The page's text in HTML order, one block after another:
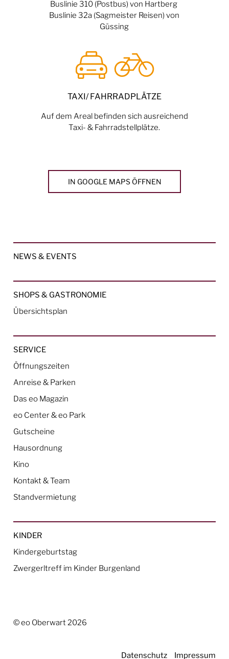
Buslinie 310 (Postbus) von Hartberg
Buslinie 32a (Sagmeister Reisen)von
Güssing
TAXI/ FAHRRADPLÄTZE
Auf dem Areal befinden sich ausreichend
Taxi- & Fahrradstellplätze.
IN GOOGLE MAPS ÖFFNEN
NEWS & EVENTS
SHOPS & GASTRONOMIE
Übersichtsplan
SERVICE
Öffnungszeiten
Anreise & Parken
Das eo Magazin
eo Center & eo Park
Gutscheine
Hausordnung
Kino
Kontakt & Team
Standvermietung
KINDER
Kindergeburtstag
Zwergerltreff im Kinder Burgenland
© eo Oberwart 2026
Datenschutz Impressum